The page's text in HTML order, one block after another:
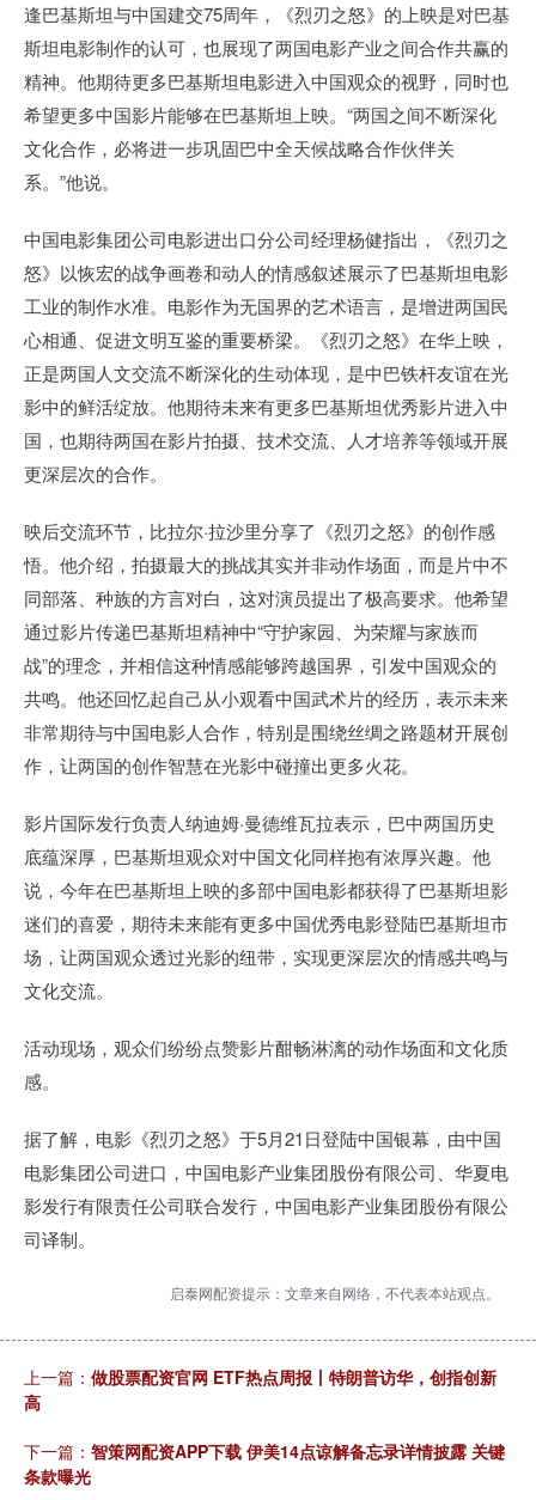
逢巴基斯坦与中国建交75周年，《烈刃之怒》的上映是对巴基
斯坦电影制作的认可，也展现了两国电影产业之间合作共赢的
精神。他期待更多巴基斯坦电影进入中国观众的视野，同时也
希望更多中国影片能够在巴基斯坦上映。“两国之间不断深化
文化合作，必将进一步巩固巴中全天候战略合作伙伴关
系。”他说。
中国电影集团公司电影进出口分公司经理杨健指出，《烈刃之
怒》以恢宏的战争画卷和动人的情感叙述展示了巴基斯坦电影
工业的制作水准。电影作为无国界的艺术语言，是增进两国民
心相通、促进文明互鉴的重要桥梁。《烈刃之怒》在华上映，
正是两国人文交流不断深化的生动体现，是中巴铁杆友谊在光
影中的鲜活绽放。他期待未来有更多巴基斯坦优秀影片进入中
国，也期待两国在影片拍摄、技术交流、人才培养等领域开展
更深层次的合作。
映后交流环节，比拉尔·拉沙里分享了《烈刃之怒》的创作感
悟。他介绍，拍摄最大的挑战其实并非动作场面，而是片中不
同部落、种族的方言对白，这对演员提出了极高要求。他希望
通过影片传递巴基斯坦精神中“守护家园、为荣耀与家族而
战”的理念，并相信这种情感能够跨越国界，引发中国观众的
共鸣。他还回忆起自己从小观看中国武术片的经历，表示未来
非常期待与中国电影人合作，特别是围绕丝绸之路题材开展创
作，让两国的创作智慧在光影中碰撞出更多火花。
影片国际发行负责人纳迪姆·曼德维瓦拉表示，巴中两国历史
底蕴深厚，巴基斯坦观众对中国文化同样抱有浓厚兴趣。他
说，今年在巴基斯坦上映的多部中国电影都获得了巴基斯坦影
迷们的喜爱，期待未来能有更多中国优秀电影登陆巴基斯坦市
场，让两国观众透过光影的纽带，实现更深层次的情感共鸣与
文化交流。
活动现场，观众们纷纷点赞影片酣畅淋漓的动作场面和文化质
感。
据了解，电影《烈刃之怒》于5月21日登陆中国银幕，由中国
电影集团公司进口，中国电影产业集团股份有限公司、华夏电
影发行有限责任公司联合发行，中国电影产业集团股份有限公
司译制。
启泰网配资提示：文章来自网络，不代表本站观点。
上一篇： 做股票配资官网 ETF热点周报丨特朗普访华，创指创新
高
下一篇： 智策网配资APP下载 伊美14点谅解备忘录详情披露 关键
条款曝光